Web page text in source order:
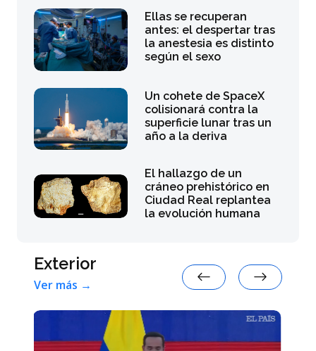
Ellas se recuperan
antes: el despertar tras
la anestesia es distinto
según el sexo
Un cohete de SpaceX
colisionará contra la
superficie lunar tras un
año a la deriva
El hallazgo de un
cráneo prehistórico en
Ciudad Real replantea
la evolución humana
Exterior
Ver más →